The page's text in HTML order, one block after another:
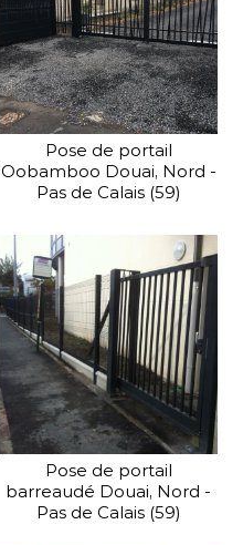
Pose de portail
Oobamboo Douai, Nord -
Pas de Calais (59)
Pose de portail
barreaudé Douai, Nord -
Pas de Calais (59)